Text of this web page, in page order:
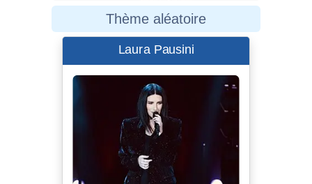
Thème aléatoire
Laura Pausini